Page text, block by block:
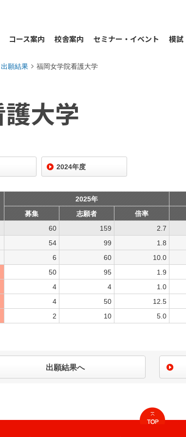
コース案内 校舎案内 セミナー・イベント 模試
出願結果 福岡女学院看護大学
大学
2024年度
2025年
募集
志願者 倍率
60 159 2.7
54 99 1.8
6 60 10.0
50 95 1.9
4 4 1.0
4 50 12.5
2 10 5.0
出願結果へ